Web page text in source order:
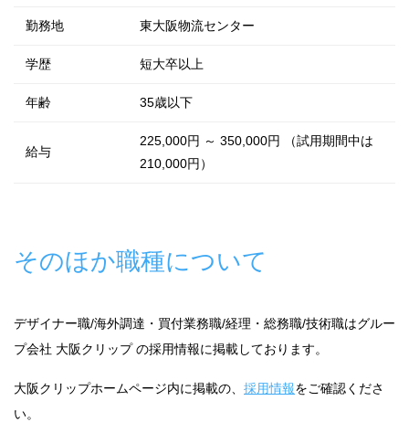
勤務地 東大阪物流センター
学歴 短大卒以上
年齢 35歳以下
給与
225,000円 ～ 350,000円 （試用期間中は
210,000円）
そのほか職種について
デザイナー職/海外調達・買付業務職/経理・総務職/技術職はグルー
プ会社 大阪クリップ の採用情報に掲載しております。
大阪クリップホームページ内に掲載の、 採用情報をご確認くださ
い。